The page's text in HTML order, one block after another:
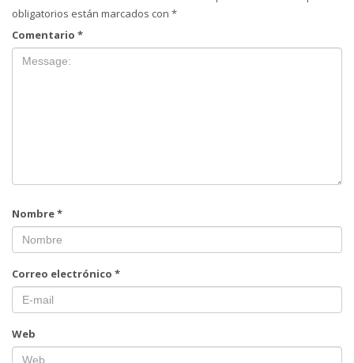
obligatorios están marcados con *
Comentario *
Nombre*
Correo electrónico *
Web